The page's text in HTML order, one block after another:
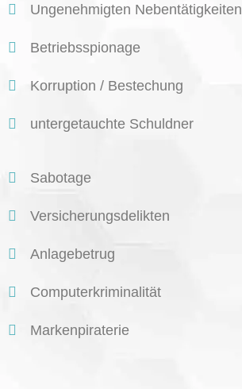
Ungenehmigten Nebentätigkeiten
Betriebsspionage
Korruption / Bestechung
untergetauchte Schuldner
Sabotage
Versicherungsdelikten
Anlagebetrug
Computerkriminalität
Markenpiraterie